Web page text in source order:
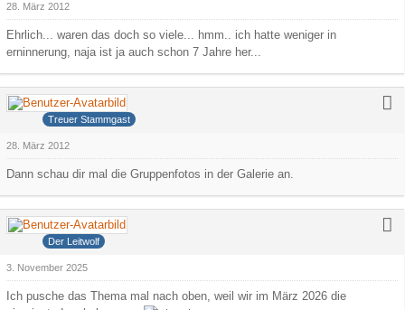
28. März 2012
Ehrlich... waren das doch so viele... hmm.. ich hatte weniger in
erninnerung, naja ist ja auch schon 7 Jahre her...
Ollijolli
Treuer Stammgast
28. März 2012
Dann schau dir mal die Gruppenfotos in der Galerie an.
Grauer Wolf
Der Leitwolf
3. November 2025
Ich pusche das Thema mal nach oben, weil wir im März 2026 die